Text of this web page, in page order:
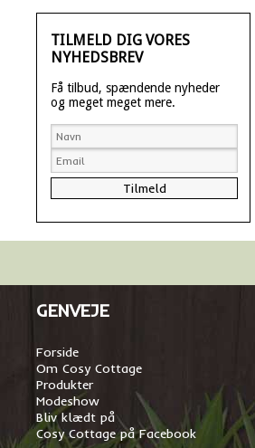
TILMELD DIG VORES
NYHEDSBREV
Få tilbud, spændende nyheder
og meget meget mere.
GENVEJE
Forside
Om Cosy Cottage
Produkter
Modeshow
Bliv klædt på
Cosy Cottage på Facebook